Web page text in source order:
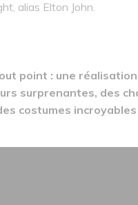
alias Elton John.
point : une
surprenantes, des
costumes incroyables